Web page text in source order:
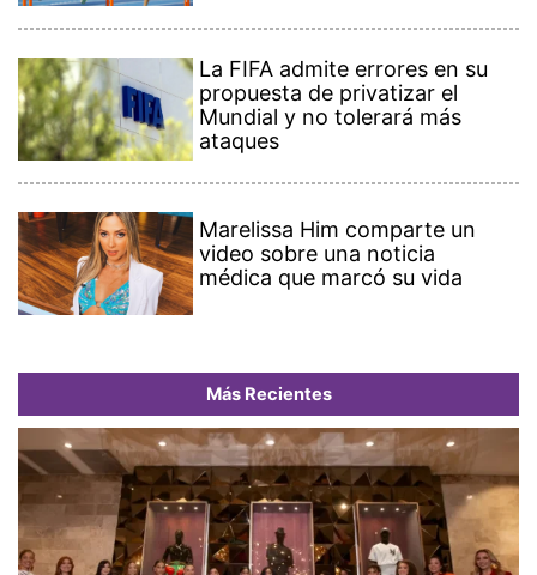
La FIFA admite errores en su
propuesta de privatizar el
Mundial y no tolerará más
ataques
Marelissa Him comparte un
video sobre una noticia
médica que marcó su vida
Más Recientes